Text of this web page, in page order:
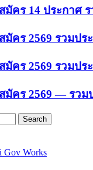
คร 14 ประกาศ ร
มัคร 2569 รวมป
มัคร 2569 รวมป
มัคร 2569 — รว
Works